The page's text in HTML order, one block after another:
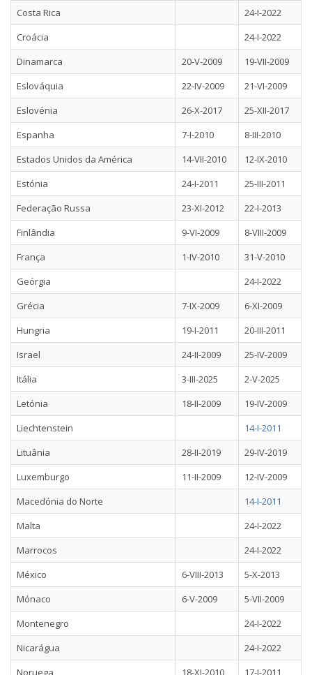
Costa Rica
24-I-2022
Croácia
24-I-2022
Dinamarca
20-V-2009
19-VII-2009
Eslováquia
22-IV-2009
21-VI-2009
Eslovénia
26-X-2017
25-XII-2017
Espanha
7-I-2010
8-III-2010
Estados Unidos da América
14-VII-2010
12-IX-2010
Estónia
24-I-2011
25-III-2011
Federação Russa
23-XI-2012
22-I-2013
Finlândia
9-VI-2009
8-VIII-2009
França
1-IV-2010
31-V-2010
Geórgia
24-I-2022
Grécia
7-IX-2009
6-XI-2009
Hungria
19-I-2011
20-III-2011
Israel
24-II-2009
25-IV-2009
Itália
3-III-2025
2-V-2025
Letónia
18-II-2009
19-IV-2009
Liechtenstein
14-I-2011
Lituânia
28-II-2019
29-IV-2019
Luxemburgo
11-II-2009
12-IV-2009
Macedónia do Norte
14-I-2011
Malta
24-I-2022
Marrocos
24-I-2022
México
6-VIII-2013
5-X-2013
Mónaco
6-V-2009
5-VII-2009
Montenegro
24-I-2022
Nicarágua
24-I-2022
Noruega
18-XI-2010 17-I-2011